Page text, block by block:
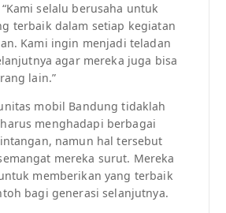
selalu berusaha untuk
terbaik dalam setiap kegiatan
Kami ingin menjadi teladan
agar mereka juga bisa
lain.”
mobil Bandung tidaklah
menghadapi berbagai
namun hal tersebut
mereka surut. Mereka
memberikan yang terbaik
bagi generasi selanjutnya.